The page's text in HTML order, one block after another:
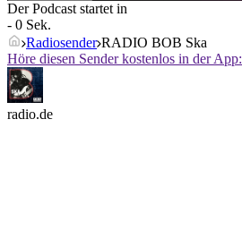
Der Podcast startet in
- 0 Sek.
Radiosender RADIO BOB Ska
Höre diesen Sender kostenlos in der App:
radio.de